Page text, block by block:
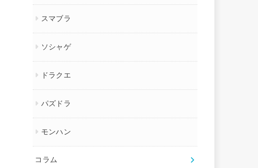
スマブラ
ソシャゲ
ドラクエ
パズドラ
モンハン
コラム